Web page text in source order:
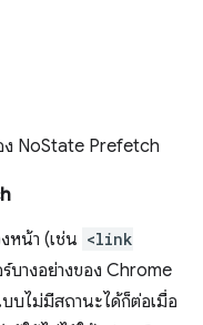
ง NoState Prefetch
หน้า (เช่น <link
บางอย่างของ Chrome
บไม่มีสถานะได้ก็ต่อเมื่อ